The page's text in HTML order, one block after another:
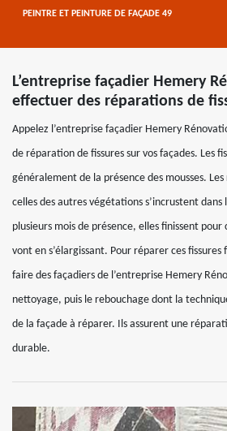
PEINTRE ET PEINTURE DE FAÇADE 49
L’entreprise façadier Hemery
effectuer des réparations de
Appelez l’entreprise façadier Hemery
de réparation de fissures sur vos façades. Les
généralement de la présence des mousses. Les
celles des autres végétations s’incrustent dans
plusieurs mois de présence, elles finissent
vont en s’élargissant. Pour réparer ces
faire des façadiers de l’entreprise Hemery
nettoyage, puis le rebouchage dont la
de la façade à réparer. Ils assurent une
durable.